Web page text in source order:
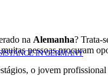
IN GERMANY
na Alemanha? Trata-
pessoas procuram
o jovem